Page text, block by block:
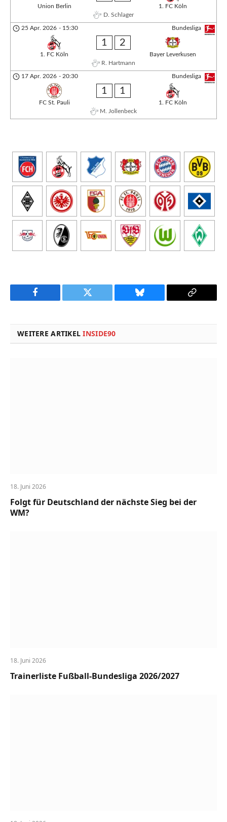
Union Berlin
1. FC Köln
D. Schlager
Bundesliga
25 Apr. 2026 - 15:30
1. FC Köln
1 2
Bayer Leverkusen
R. Hartmann
Bundesliga
17 Apr. 2026 - 20:30
FC St. Pauli
1 1
1. FC Köln
M. Jollenbeck
Facebook Twitter Bluesky
Copy
WEITERE ARTIKELINSIDE90
18. Juni 2026
Folgt für Deutschland der nächste Sieg bei der
WM?
18. Juni 2026
Trainerliste Fußball-Bundesliga 2026/2027